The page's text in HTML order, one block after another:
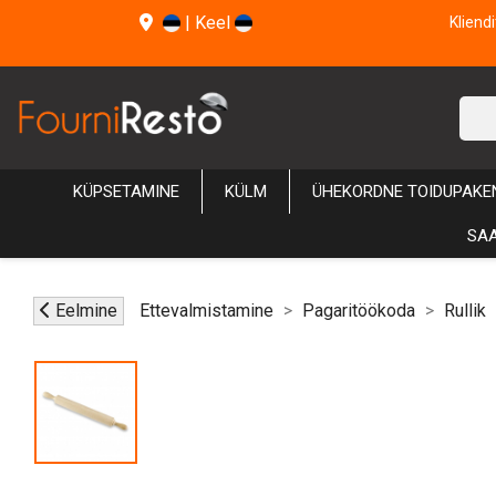
| Keel
KÜPSETAMINE KÜLM ÜHEKORDNE
Eelmine Ettevalmistamine Pagaritöökoda Rullik